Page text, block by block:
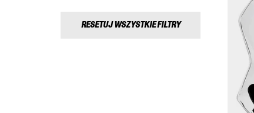
RESETUJ WSZYSTKIE FILTRY